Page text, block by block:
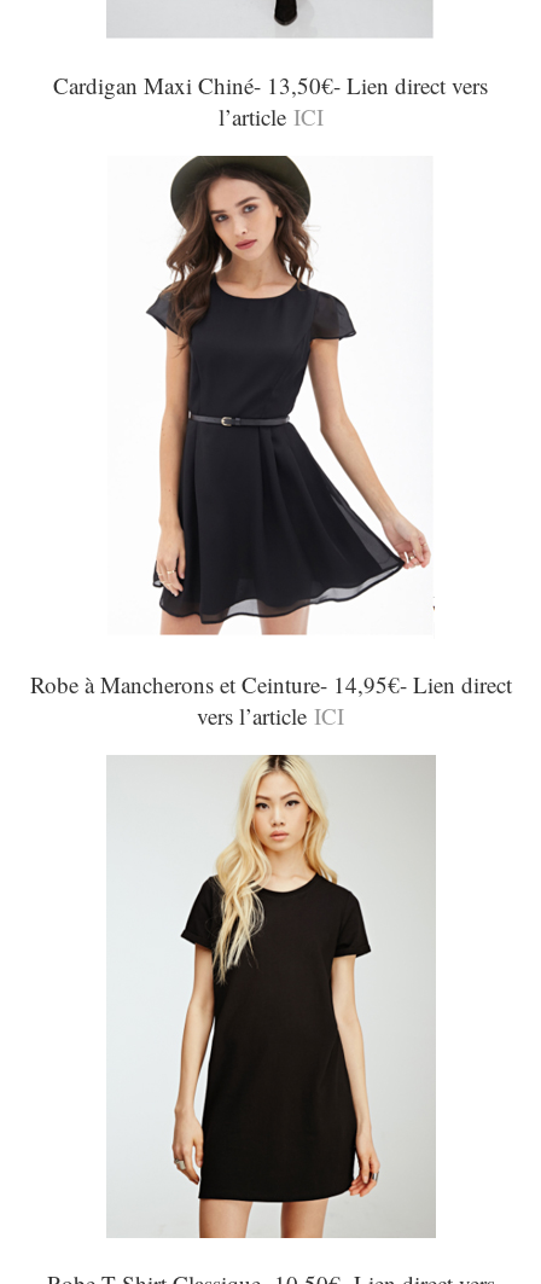
Cardigan Maxi Chiné- 13,50€- Lien direct vers
l’article ICI
Robe à Mancherons et Ceinture- 14,95€- Lien direct
vers l’article ICI